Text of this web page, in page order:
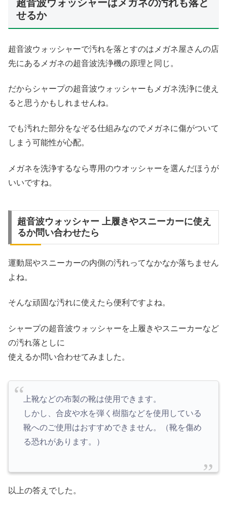
超音波ウォッシャーはメガネの汚れも落と
せるか
超音波ウォッシャーで汚れを落とすのはメガネ屋さんの店
先にあるメガネの超音波洗浄機の原理と同じ。
だからシャープの超音波ウォッシャーもメガネ洗浄に使え
ると思うかもしれませんね。
でも汚れた部分をなぞる仕組みなのでメガネに傷がついて
しまう可能性が心配。
メガネを洗浄するなら専用のウオッシャーを選んだほうが
いいですね。
超音波ウォッシャー 上履きやスニーカーに使え
るか問い合わせたら
運動屈やスニーカーの内側の汚れってなかなか落ちません
よね。
そんな頑固な汚れに使えたら便利ですよね。
シャープの超音波ウォッシャーを上履きやスニーカーなど
の汚れ落としに
使えるか問い合わせてみました。
上靴などの布製の靴は使用できます。
しかし、合皮や水を弾く樹脂などを使用している
靴へのご使用はおすすめできません。（靴を傷め
る恐れがあります。）
以上の答えでした。